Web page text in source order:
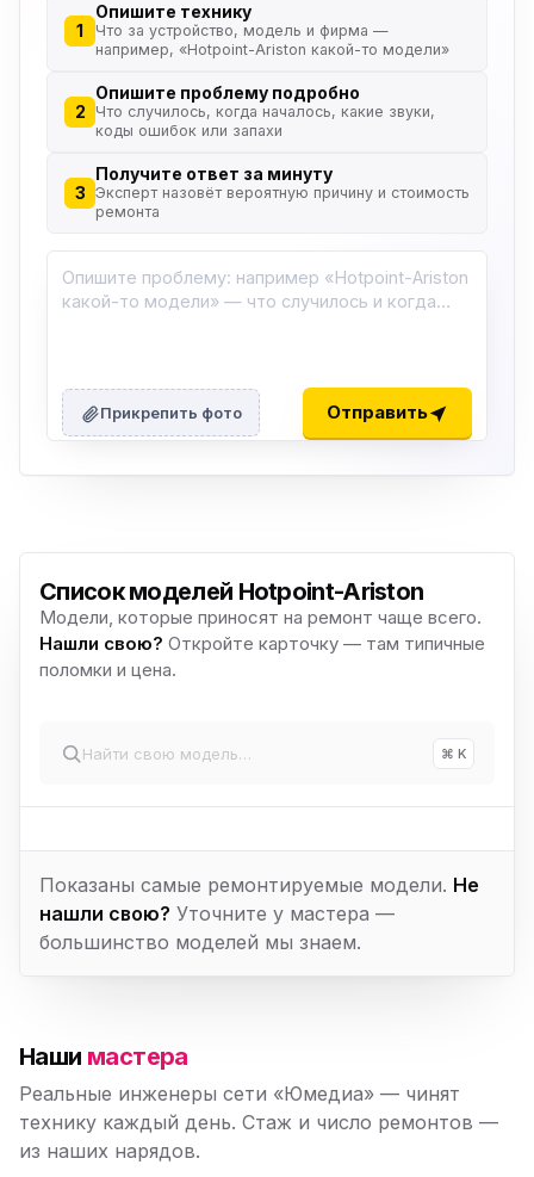
1
Опишите технику
Что за устройство, модель и фирма —
например, «Hotpoint-Ariston какой-то модели»
2
Опишите проблему подробно
Что случилось, когда началось, какие звуки,
коды ошибок или запахи
3
Получите ответ за минуту
Эксперт назовёт вероятную причину и стоимость
ремонта
Прикрепить фото Отправить
Список моделей Hotpoint-Ariston
Модели, которые приносят на ремонт чаще всего.
Нашли свою? Откройте карточку — там типичные
поломки и цена.
⌘ K
Показаны самые ремонтируемые модели. Не
нашли свою? Уточните у мастера —
большинство моделей мы знаем.
Наши мастера
Реальные инженеры сети «Юмедиа» — чинят
технику каждый день. Стаж и число ремонтов —
из наших нарядов.